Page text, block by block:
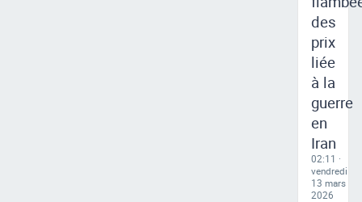
des
prix
liée
à la
guerre
en
Iran
02:11 ·
vendredi
13 mars
2026